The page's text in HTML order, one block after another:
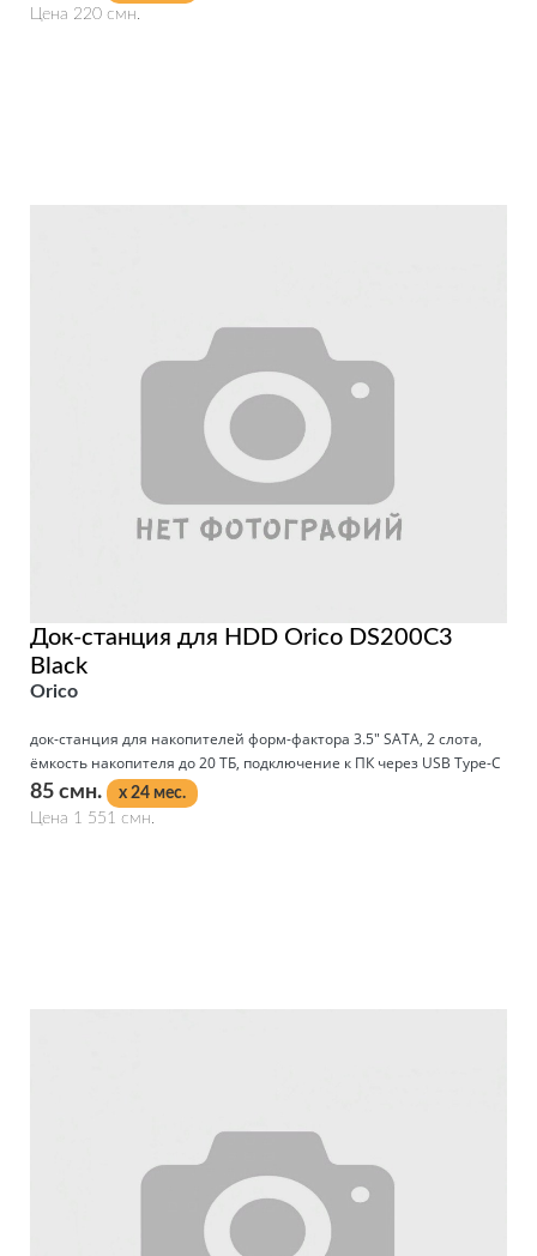
Цена 220 смн.
Док-станция для HDD Orico DS200C3
Black
Orico
док-станция для накопителей форм-фактора 3.5" SATA, 2 слота,
ёмкость накопителя до 20 ТБ, подключение к ПК через USB Type-C
85 смн.
x 24 мес.
Цена 1 551 смн.